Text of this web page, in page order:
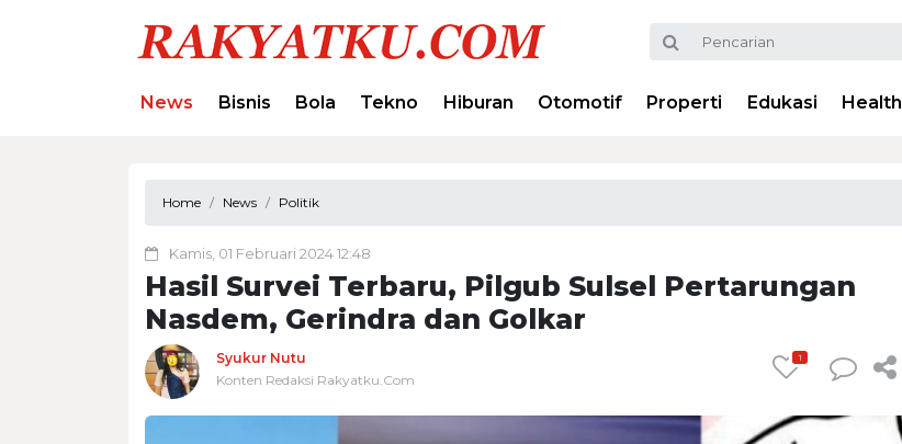
News Bisnis Bola Tekno Hiburan Otomotif Properti Edukasi Health
Home News Politik
Kamis, 01 Februari 2024 12:48
Hasil Survei Terbaru, Pilgub Sulsel Pertarungan
Nasdem, Gerindra dan Golkar
Syukur Nutu
Konten Redaksi Rakyatku.Com
1